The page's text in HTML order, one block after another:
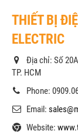
THIẾT BỊ
ELECTRIC
Địa chỉ: Số
TP. HCM
Phone:
Email:
Website: